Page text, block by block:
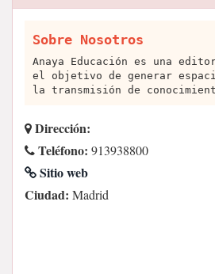
Sobre Nosotros
Anaya Educación es una
el objetivo de generar
la transmisión de
Dirección:
Teléfono: 913938800
Sitio web
Ciudad: Madrid